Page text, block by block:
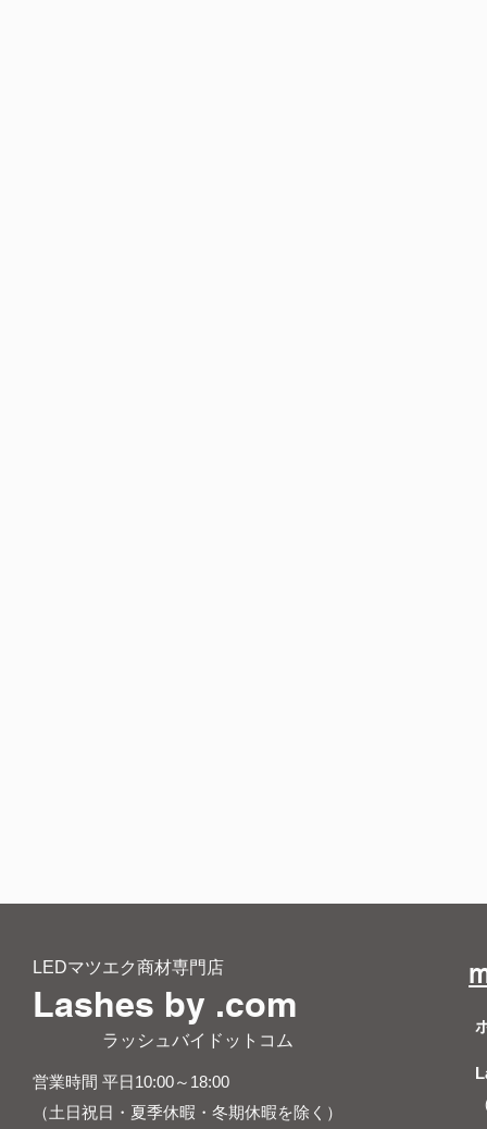
LEDマツエク商材専門店
Lashes by .com
​ ラッシュバイドットコム
営業時間 平日10:00～18:00
（土日祝日・夏季休暇・冬期休暇を除く）